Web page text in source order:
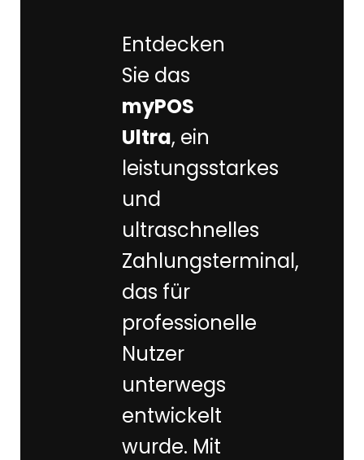
Entdecken
Sie das
myPOS
Ultra, ein
leistungsstarkes
und
ultraschnelles
Zahlungsterminal,
das für
professionelle
Nutzer
unterwegs
entwickelt
wurde. Mit